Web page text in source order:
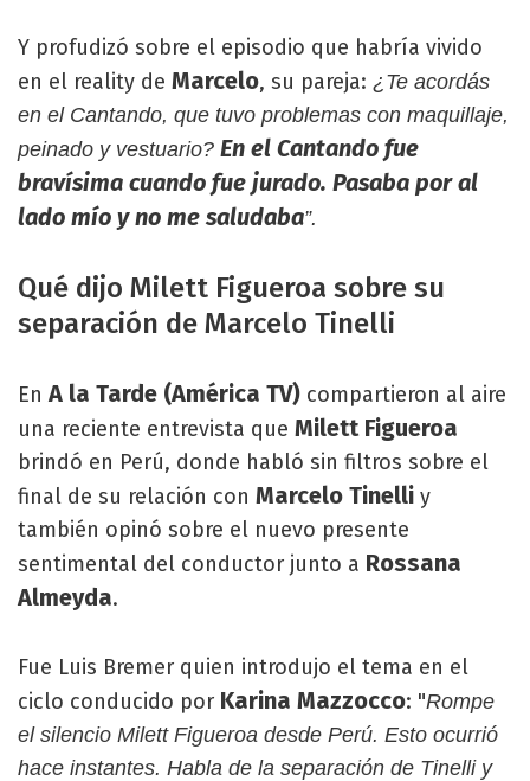
Y profudizó sobre el episodio que habría vivido
en el reality de Marcelo, su pareja: ¿Te acordás
en el Cantando, que tuvo problemas con maquillaje,
peinado y vestuario? En el Cantando fue
bravísima cuando fue jurado. Pasaba por al
lado mío y no me saludaba”.
Qué dijo Milett Figueroa sobre su
separación de Marcelo Tinelli
EnA la Tarde (América TV) compartieron al aire
una reciente entrevista que Milett Figueroa
brindó en Perú, donde habló sin filtros sobre el
final de su relación con Marcelo Tinelli y
también opinó sobre el nuevo presente
sentimental del conductor junto a Rossana
Almeyda.
Fue Luis Bremer quien introdujo el tema en el
ciclo conducido por Karina Mazzocco: "Rompe
el silencio Milett Figueroa desde Perú. Esto ocurrió
hace instantes. Habla de la separación de Tinelli y